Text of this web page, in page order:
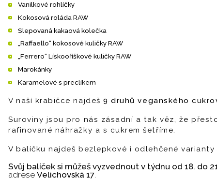
Vanilkové rohlíčky
Kokosová roláda RAW
Slepovaná kakaová kolečka
„Raffaello“ kokosové kuličky RAW
„Ferrero“ Lískooříškové kuličky RAW
Marokánky
Karamelové s preclíkem
V naší krabičce najdeš9 druhů veganského
Suroviny jsou pro nás zásadní a tak věz, že
rafinované náhražky a s cukrem šetříme.
V balíčku najdeš bezlepkové i odlehčené
Svůj balíček si můžeš vyzvednout v týdnu od 18. do
adrese Velichovská 17.